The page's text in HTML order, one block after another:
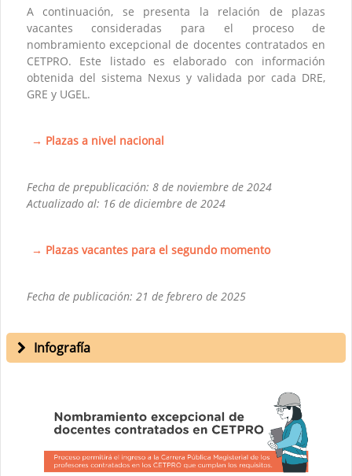
A continuación, se presenta la relación de plazas
vacantes consideradas para el proceso de
nombramiento excepcional de docentes contratados en
CETPRO. Este listado es elaborado con información
obtenida del sistema Nexus y validada por cada DRE,
GRE y UGEL.
→ Plazas a nivel nacional
Fecha de prepublicación: 8 de noviembre de 2024
Actualizado al: 16 de diciembre de 2024
→ Plazas vacantes para el segundo momento
Fecha de publicación: 21 de febrero de 2025
Infografía